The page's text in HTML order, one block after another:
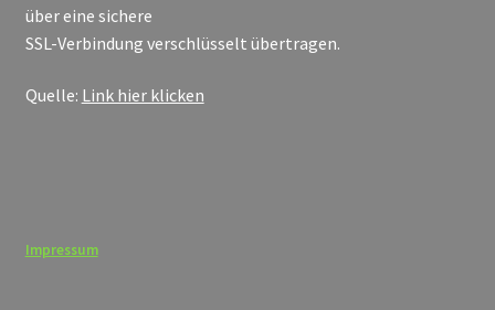
über eine sichere
SSL-Verbindung verschlüsselt übertragen.
Quelle: Link hier klicken
Impressum